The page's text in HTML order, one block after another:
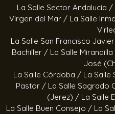
La Salle Sector Andalucía /
Virgen del Mar / La Salle
La Salle San Francisco
Bachiller / La Salle
José
La Salle Córdoba / La Salle
Pastor / La Salle Sagrado
(Jerez) / La Salle
La Salle Buen Consejo / La